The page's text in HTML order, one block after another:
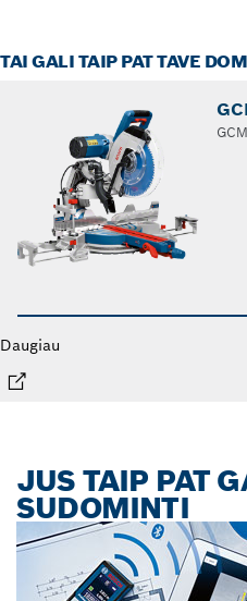
TAI GALI TAIP PAT TAVE
Daugiau
JUS TAIP PAT
SUDOMINTI